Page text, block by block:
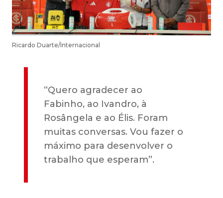
Ricardo Duarte/Internacional
“Quero agradecer ao
Fabinho, ao Ivandro, à
Rosângela e ao Élis. Foram
muitas conversas. Vou fazer o
máximo para desenvolver o
trabalho que esperam”.